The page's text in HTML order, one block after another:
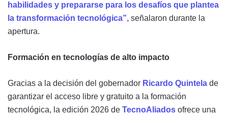
habilidades y prepararse para los desafíos que plantea
la transformación tecnológica”, señalaron durante la
apertura.
Formación en tecnologías de alto impacto
Gracias a la decisión del gobernador Ricardo Quintela de
garantizar el acceso libre y gratuito a la formación
tecnológica, la edición 2026 de TecnoAliados ofrece una